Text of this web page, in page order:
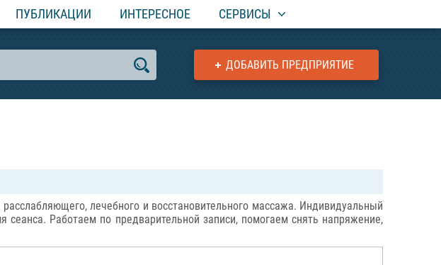
ПУБЛИКАЦИИ ИНТЕРЕСНОЕ СЕРВИСЫ
ДОБАВИТЬ ПРЕДПРИЯТИЕ
лечебного и восстановительного массажа. Индивидуальный
Работаем по предварительной записи, помогаем снять напряжение,